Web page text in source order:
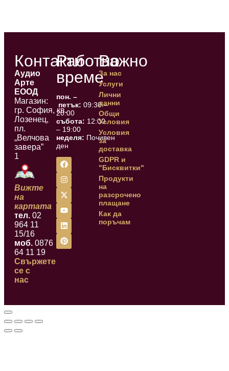
Контакти
Аудио
Арте
ЕООД
Магазин:
гр. София, кв.
Лозенец,
пл.
„Велчова
завера”
1
Вижте
на
картата
тел. 02
964 11
15/16
моб. 0876
64 11 19
Свържете
се с
нас
Работно
време
пон. –
петък: 09:30 –
20:00
събота: 12:00
– 19:00
неделя: Почивен
ден
Важно
За нас
Услуги
Лични
данни
Общи
Условия
Условия
за
доставка
GDPR и
"Бисквитки"
Продукти
на
разсрочено
плащане
Как да
поръчам